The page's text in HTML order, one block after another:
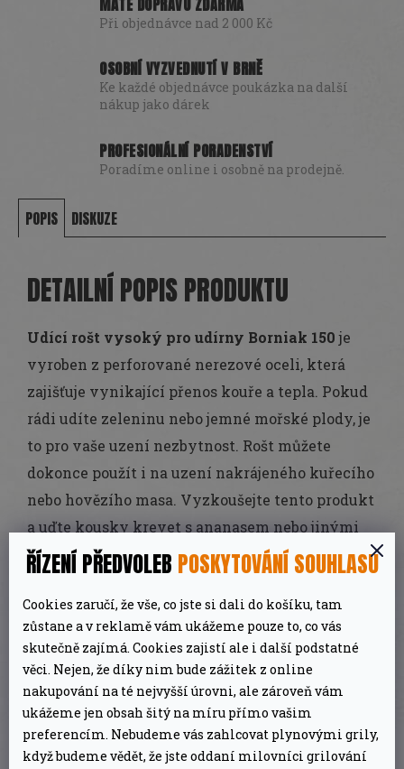
ŘÍZENÍ PŘEDVOLEB POSKYTOVÁNÍ SOUHLASU
Cookies zaručí, že vše, co jste si dali do košíku, tam
zůstane a v reklamě vám ukážeme pouze to, co vás
skutečně zajímá. Cookies zajistí ale i další podstatné
věci. Nejen, že díky nim bude zážitek z online
nakupování na té nejvyšší úrovni, ale zároveň vám
ukážeme jen obsah šitý na míru přímo vašim
preferencím. Nebudeme vás zahlcovat plynovými grily,
když budeme vědět, že jste oddaní milovníci grilování
MÁTE DOPRAVU ZDARMA
Při objednávce nad 2 000 Kč
OSOBNÍ VYZVEDNUTÍ V BRNĚ
Ke každé objednávce poukázka na další
nákup jako dárek
PROFESIONÁLNÍ PORADENSTVÍ
Poradíme online i osobně na prodejně.
POPIS DISKUZE
DETAILNÍ POPIS PRODUKTU
Udící rošt vysoký pro udírny Borniak 150 je
vyroben z perforované nerezové oceli, která
zajišťuje vynikající přenos kouře a tepla. Pokud
rádi udíte zeleninu nebo jemné mořské plody, je
to pro vaše uzení nezbytnost. Rošt můžete
dokonce použít i na uzení nakrájeného kuřecího
nebo hovězího masa. Vyzkoušejte tento produkt
a uďte kousky krevet s ananasem nebo jinými
kombinacemi jídel a udělejte dojem na svou
•UZENÁŘSKÝ ROŠT: Vysoké boční stěny a
perforovaný povrch usnadňují uzení menších
potravin a zabraňují jejich vypadávání přes
mřížku.
• UNIVERZÁLNÍ POUŽITÍ: Misku lze použít na
uzení nakrájené zeleniny, kuřecího masa,